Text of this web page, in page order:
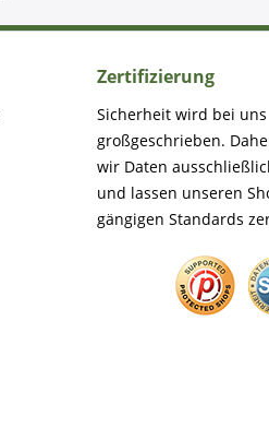
Zertifizierung
Sicherheit wird bei uns
großgeschrieben.
wir Daten
und lassen unseren
gängigen Standards